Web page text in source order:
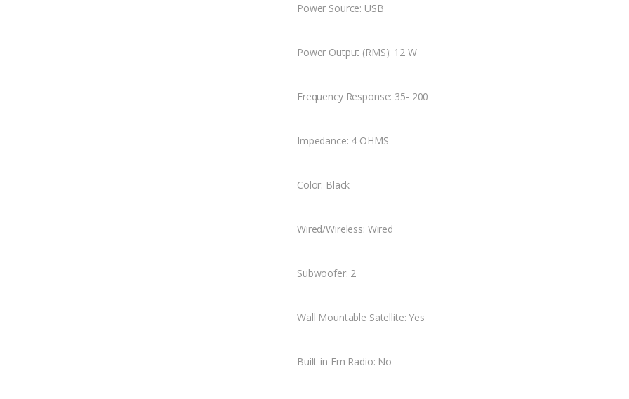
Power Source: USB
Power Output (RMS): 12 W
Frequency Response: 35- 200
Impedance: 4 OHMS
Color: Black
Wired/Wireless: Wired
Subwoofer: 2
Wall Mountable Satellite: Yes
Built-in Fm Radio: No